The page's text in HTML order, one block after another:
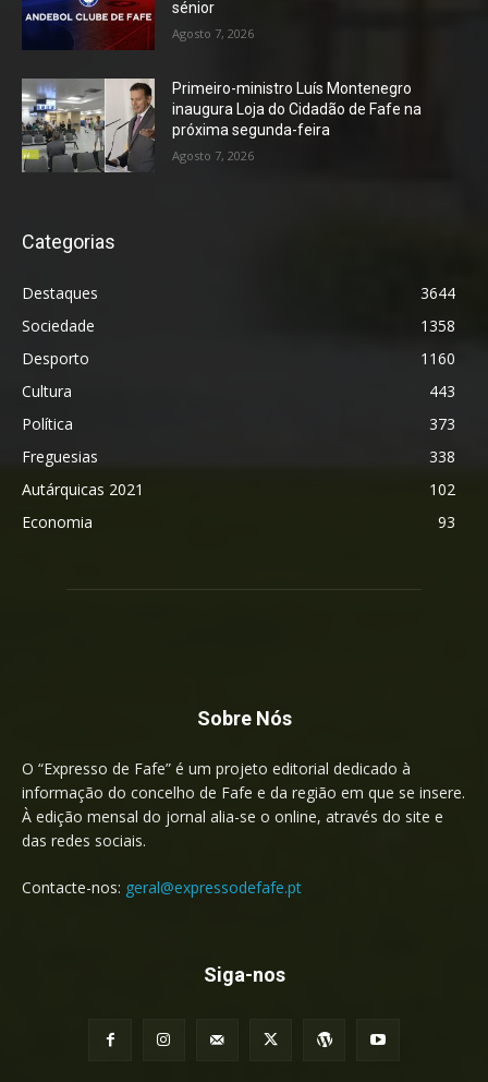
sénior
Agosto 7, 2026
Primeiro-ministro Luís Montenegro
inaugura Loja do Cidadão de Fafe na
próxima segunda-feira
Agosto 7, 2026
Categorias
Destaques
3644
Sociedade
1358
Desporto
1160
Cultura
443
Política
373
Freguesias
338
Autárquicas 2021
102
Economia
93
Sobre Nós
O “Expresso de Fafe” é um projeto editorial dedicado à
informação do concelho de Fafe e da região em que se insere.
À edição mensal do jornal alia-se o online, através do site e
das redes sociais.
Contacte-nos: geral@expressodefafe.pt
Siga-nos